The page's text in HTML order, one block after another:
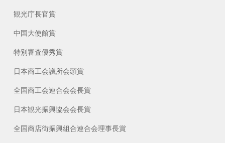
観光庁長官賞
中国大使館賞
特別審査優秀賞
日本商工会議所会頭賞
全国商工会連合会会長賞
日本観光振興協会会長賞
全国商店街振興組合連合会理事長賞